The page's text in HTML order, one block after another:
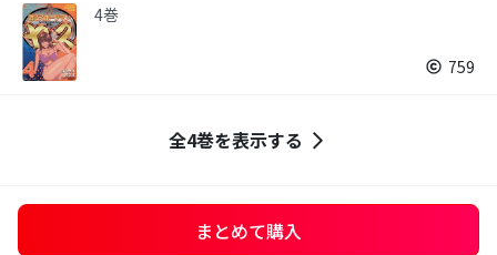
4巻
759
全4巻を表示する
まとめて購入